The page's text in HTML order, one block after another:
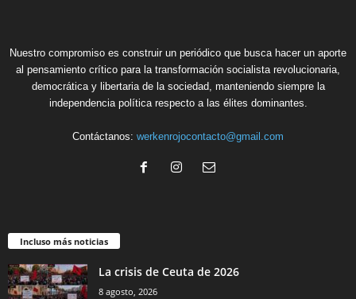
Nuestro compromiso es construir un periódico que busca hacer un aporte
al pensamiento crítico para la transformación socialista revolucionaria,
democrática y libertaria de la sociedad, manteniendo siempre la
independencia política respecto a las élites dominantes.
Contáctanos: werkenrojocontacto@gmail.com
Incluso más noticias
La crisis de Ceuta de 2026
8 agosto, 2026